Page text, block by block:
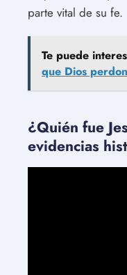
parte vital de su fe.
Te puede
que Dios
¿Quién fue
evidencias